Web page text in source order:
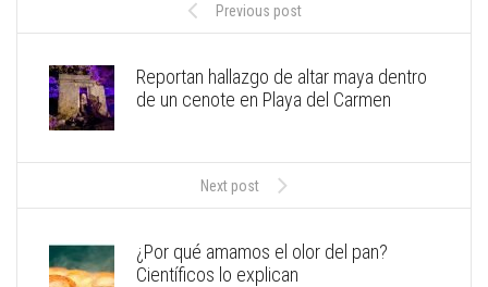
Previous post
Reportan hallazgo de altar maya dentro
de un cenote en Playa del Carmen
Next post
¿Por qué amamos el olor del pan?
Científicos lo explican